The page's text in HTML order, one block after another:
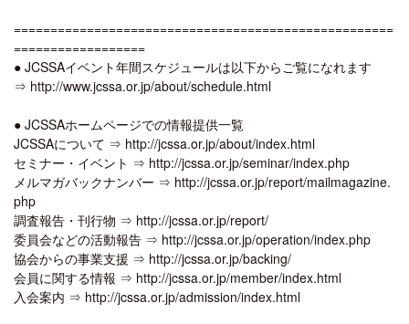
====================================================
==================
● JCSSAイベント年間スケジュールは以下からご覧になれます
⇒ http://www.jcssa.or.jp/about/schedule.html
● JCSSAホームページでの情報提供一覧
JCSSAについて ⇒ http://jcssa.or.jp/about/index.html
セミナー・イベント ⇒ http://jcssa.or.jp/seminar/index.php
メルマガバックナンバー ⇒ http://jcssa.or.jp/report/mailmagazine.
php
調査報告・刊行物 ⇒ http://jcssa.or.jp/report/
委員会などの活動報告 ⇒ http://jcssa.or.jp/operation/index.php
協会からの事業支援 ⇒ http://jcssa.or.jp/backing/
会員に関する情報 ⇒ http://jcssa.or.jp/member/index.html
入会案内 ⇒ http://jcssa.or.jp/admission/index.html